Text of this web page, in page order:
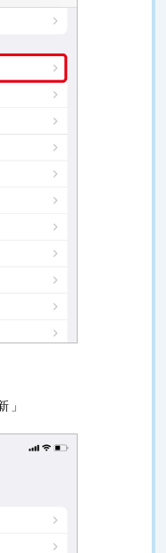
」